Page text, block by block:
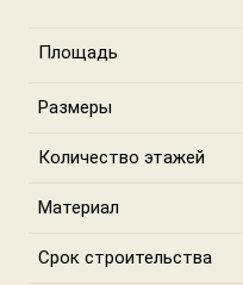
Площадь
Размеры
Количество этажей
Материал
Срок строительства